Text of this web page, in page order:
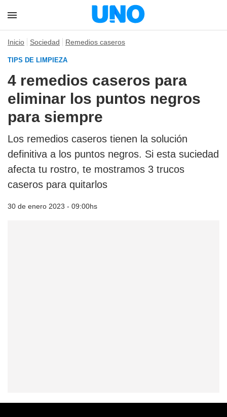
Inicio Sociedad Remedios caseros
TIPS DE LIMPIEZA
4 remedios caseros para
eliminar los puntos negros
para siempre
Los remedios caseros tienen la solución
definitiva a los puntos negros. Si esta suciedad
afecta tu rostro, te mostramos 3 trucos
caseros para quitarlos
30 de enero 2023 - 09:00hs